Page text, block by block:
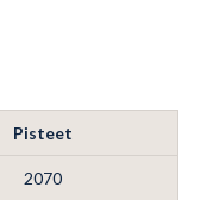
Pisteet
2070